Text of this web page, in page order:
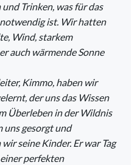
Trinken, was für das
ist. Wir hatten
Wind, starkem
auch wärmende Sonne
Kimmo, haben wir
der uns das Wissen
Überleben in der Wildnis
uns gesorgt und
seine Kinder. Er war Tag
perfekten